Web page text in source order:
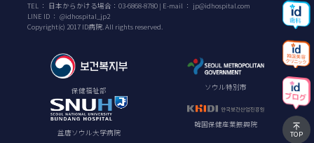
TEL ： 日本からかける場合： 03-6868-8780 | E-mail ： jp@idhospital.com
LINE ID ： @idhospital_jp2
Copyright(c) 2017 ID病院. All rights reserved.
保健福祉部 ソウル特別市
盆唐ソウル大学病院
韓国保健産業振興院
TOP